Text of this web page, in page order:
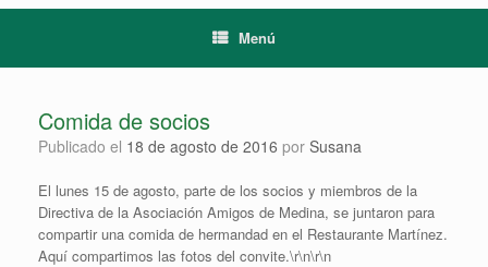
Menú
Comida de socios
Publicado el 18 de agosto de 2016 por Susana
El lunes 15 de agosto, parte de los socios y miembros de la
Directiva de la Asociación Amigos de Medina, se juntaron para
compartir una comida de hermandad en el Restaurante Martínez.
Aquí compartimos las fotos del convite.\r\n\r\n